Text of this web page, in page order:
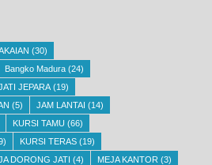
(30)
Bangko Madura (24)
JEPARA (19)
(5) JAM LANTAI (14)
KURSI TAMU (66)
KURSI TERAS (19)
DORONG JATI (4) MEJA KANTOR (3)